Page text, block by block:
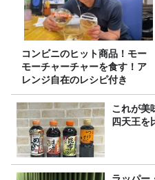
コンビニのヒット商品！モー
モーチャーチャーを食す！ア
レンジ自在のレシピ付き
これが美
四天王を